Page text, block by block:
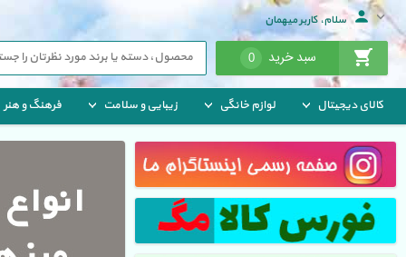
سلام، کاربر میهمان
سبد خرید 0
کالای دیجیتال لوازم خانگی زیبایی و سلامت فرهنگ و هنر